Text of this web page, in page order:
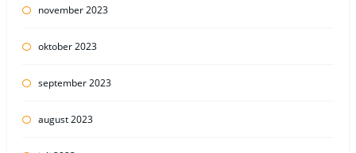
november 2023
oktober 2023
september 2023
august 2023